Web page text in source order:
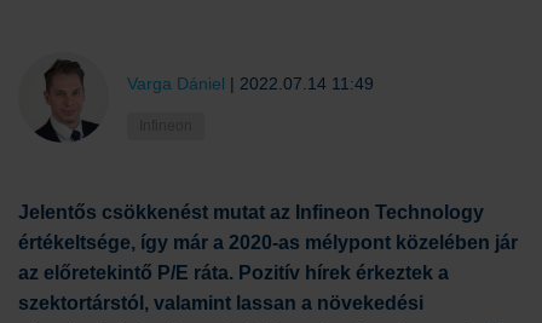
Varga Dániel | 2022.07.14 11:49
Jelentős csökkenést mutat az Infineon Technology
értékeltsége, így már a 2020-as mélypont közelében jár
az előretekintő P/E ráta. Pozitív hírek érkeztek a
szektortárstól, valamint lassan a növekedési